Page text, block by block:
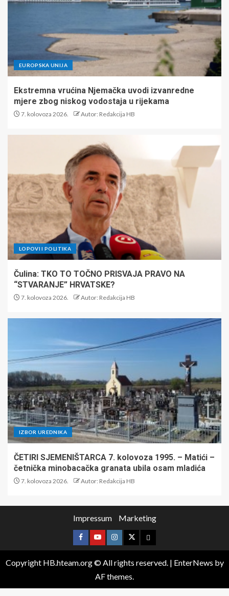
EUROPSKA UNIJA
Ekstremna vrućina Njemačka uvodi izvanredne
mjere zbog niskog vodostaja u rijekama
7. kolovoza 2026. Autor: Redakcija HB
LOPOVI I POLITIKA
Čulina: TKO TO TOČNO PRISVAJA PRAVO NA
“STVARANJE” HRVATSKE?
7. kolovoza 2026. Autor: Redakcija HB
IZBOR UREDNIKA
ČETIRI SJEMENIŠTARCA 7. kolovoza 1995. – Matići –
četnička minobacačka granata ubila osam mladića
7. kolovoza 2026. Autor: Redakcija HB
Impressum Marketing
Copyright HB.hteam.org © All rights reserved. | EnterNews by
AF themes.